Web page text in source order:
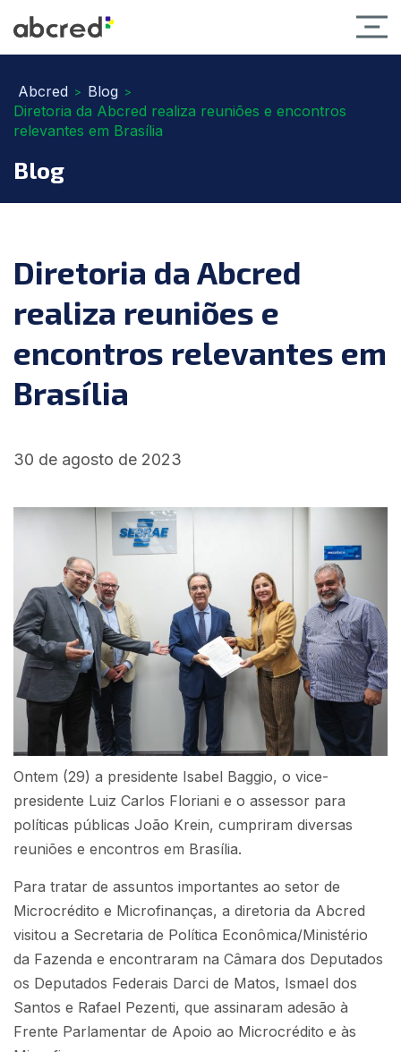
Abcred > Blog >
Diretoria da Abcred realiza reuniões e encontros
relevantes em Brasília
Blog
Diretoria da Abcred
realiza reuniões e
encontros relevantes em
Brasília
30 de agosto de 2023
Ontem (29) a presidente Isabel Baggio, o vice-
presidente Luiz Carlos Floriani e o assessor para
políticas públicas João Krein, cumpriram diversas
reuniões e encontros em Brasília.
Para tratar de assuntos importantes ao setor de
Microcrédito e Microfinanças, a diretoria da Abcred
visitou a Secretaria de Política Econômica/Ministério
da Fazenda e encontraram na Câmara dos Deputados
os Deputados Federais Darci de Matos, Ismael dos
Santos e Rafael Pezenti, que assinaram adesão à
Frente Parlamentar de Apoio ao Microcrédito e às